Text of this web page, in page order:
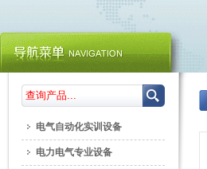
电气自动化实训设备
电力电气专业设备